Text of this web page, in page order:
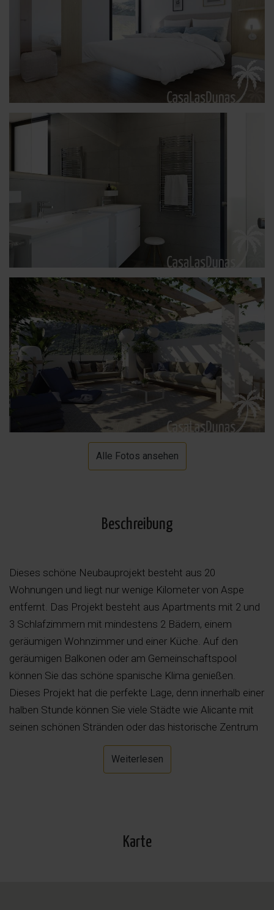
Alle Fotos ansehen
Beschreibung
Dieses schöne Neubauprojekt besteht aus 20
Wohnungen und liegt nur wenige Kilometer von Aspe
entfernt. Das Projekt besteht aus Apartments mit 2 und
3 Schlafzimmern mit mindestens 2 Bädern, einem
geräumigen Wohnzimmer und einer Küche. Auf den
geräumigen Balkonen oder am Gemeinschaftspool
können Sie das schöne spanische Klima genießen.
Dieses Projekt hat die perfekte Lage, denn innerhalb einer
halben Stunde können Sie viele Städte wie Alicante mit
seinen schönen Stränden oder das historische Zentrum
von Elche besuchen. Und innerhalb einer halben Stunde
sind Sie am Flughafen in Alicante. Interessieren Sie sich
Weiterlesen
Karte